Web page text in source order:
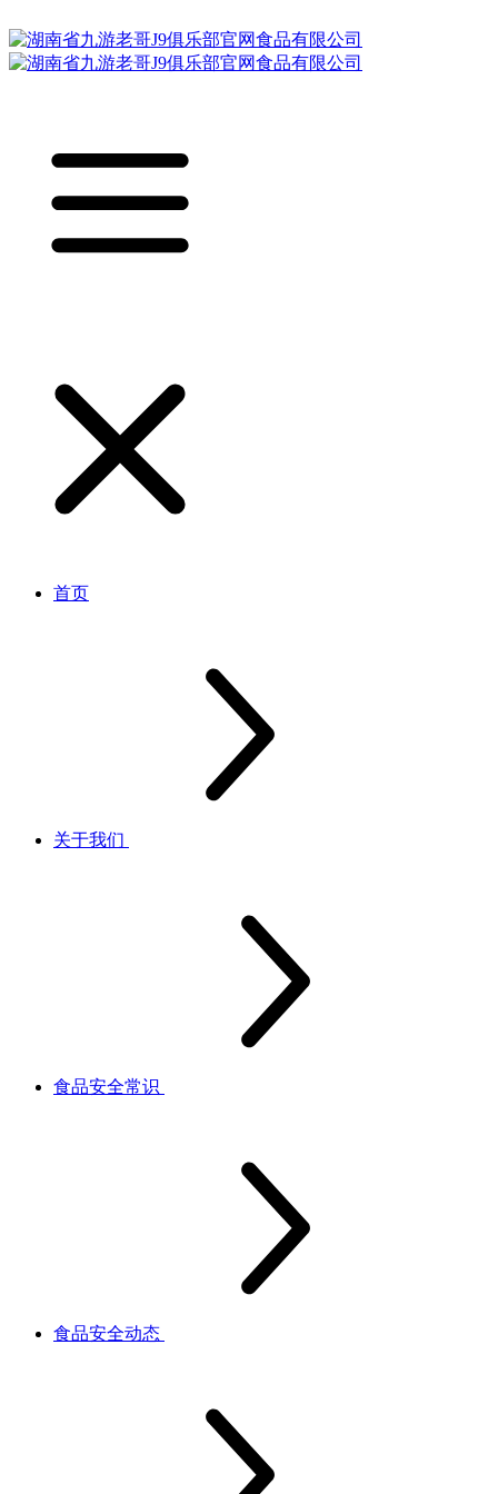
首页
关于我们
食品安全常识
食品安全动态